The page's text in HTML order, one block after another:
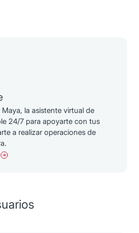
la asistente virtual de
24/7 para apoyarte con tus
a realizar operaciones de